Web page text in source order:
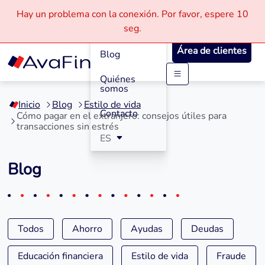
Saltar
contenido
Hay un problema con la conexión. Por favor, espere 10
seg.
Cómo
Funciona
Blog
Quiénes
somos
Contacto
ES
Área de clientes
Inicio Blog
Estilo de vida
Cómo pagar en el extranjero: consejos útiles para
transacciones sin estrés
Blog
Todos Ahorro Ayudas Deudas
Educación financiera Estilo de vida Fraude